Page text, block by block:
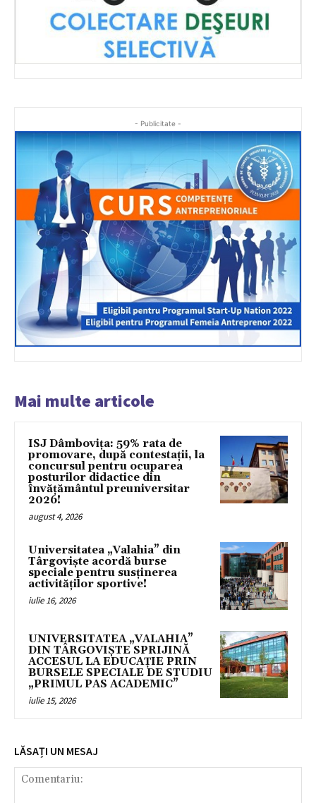
- Publicitate -
Mai multe articole
ISJ Dâmbovița: 59% rata de
promovare, după contestații, la
concursul pentru ocuparea
posturilor didactice din
învăţământul preuniversitar
2026!
august 4, 2026
Universitatea „Valahia” din
Târgoviște acordă burse
speciale pentru susținerea
activităților sportive!
iulie 16, 2026
UNIVERSITATEA „VALAHIA”
DIN TÂRGOVIȘTE SPRIJINĂ
ACCESUL LA EDUCAȚIE PRIN
BURSELE SPECIALE DE STUDIU
„PRIMUL PAS ACADEMIC”
iulie 15, 2026
LĂSAȚI UN MESAJ